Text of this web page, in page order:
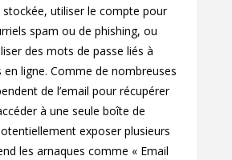
utiliser le compte pour
spam ou de phishing, ou
des mots de passe liés à
en ligne. Comme de nombreuses
de l’email pour récupérer
à une seule boîte de
exposer plusieurs
les arnaques comme « Email